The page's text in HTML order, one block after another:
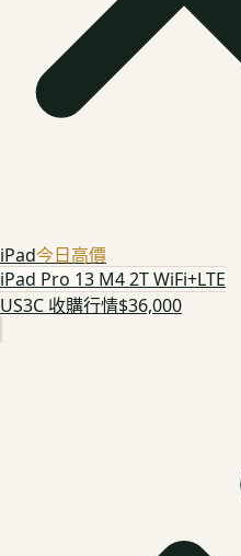
iPad今日高價
iPad Pro 13 M4 2T WiFi+LTE
US3C 收購行情$36,000